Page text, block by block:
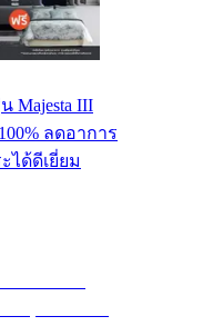
Majesta III
ลดอาการ
ได้ดีเยี่ยม